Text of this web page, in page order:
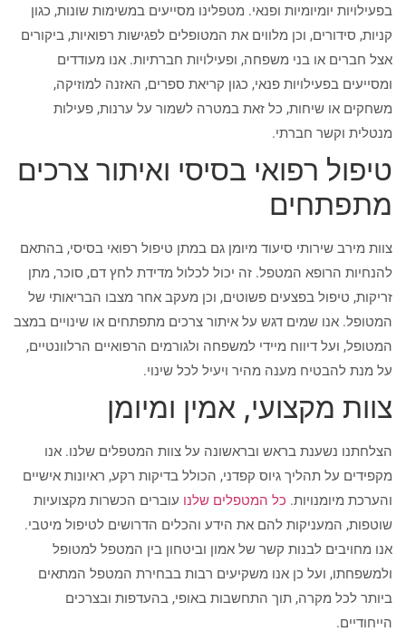
בפעילויות יומיומיות ופנאי. מטפלינו מסייעים במשימות שונות, כגון
קניות, סידורים, וכן מלווים את המטופלים לפגישות רפואיות, ביקורים
אצל חברים או בני משפחה, ופעילויות חברתיות. אנו מעודדים
ומסייעים בפעילויות פנאי, כגון קריאת ספרים, האזנה למוזיקה,
משחקים או שיחות, כל זאת במטרה לשמור על ערנות, פעילות
מנטלית וקשר חברתי.
טיפול רפואי בסיסי ואיתור צרכים
מתפתחים
צוות מירב שירותי סיעוד מיומן גם במתן טיפול רפואי בסיסי, בהתאם
להנחיות הרופא המטפל. זה יכול לכלול מדידת לחץ דם, סוכר, מתן
זריקות, טיפול בפצעים פשוטים, וכן מעקב אחר מצבו הבריאותי של
המטופל. אנו שמים דגש על איתור צרכים מתפתחים או שינויים במצב
המטופל, ועל דיווח מיידי למשפחה ולגורמים הרפואיים הרלוונטיים,
על מנת להבטיח מענה מהיר ויעיל לכל שינוי.
צוות מקצועי, אמין ומיומן
הצלחתנו נשענת בראש ובראשונה על צוות המטפלים שלנו. אנו
מקפידים על תהליך גיוס קפדני, הכולל בדיקות רקע, ראיונות אישיים
והערכת מיומנויות. כל המטפלים שלנו עוברים הכשרות מקצועיות
שוטפות, המעניקות להם את הידע והכלים הדרושים לטיפול מיטבי.
אנו מחויבים לבנות קשר של אמון וביטחון בין המטפל למטופל
ולמשפחתו, ועל כן אנו משקיעים רבות בבחירת המטפל המתאים
ביותר לכל מקרה, תוך התחשבות באופי, בהעדפות ובצרכים
הייחודיים.